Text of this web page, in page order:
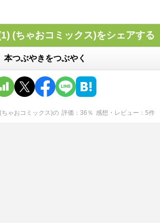
(ちゃおコミックス)をシェアする
本つぶやきをつぶやく
ゃおコミックス)の 評価 36 ％ 感想・レビュー 5件